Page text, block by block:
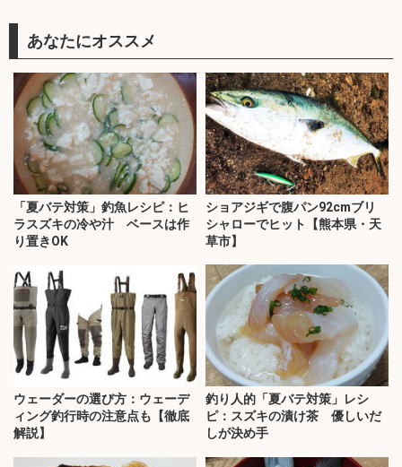
あなたにオススメ
「夏バテ対策」釣魚レシピ：ヒ
ラスズキの冷や汁 ベースは作
り置きOK
ショアジギで腹パン92cmブリ
シャローでヒット【熊本県・天
草市】
ウェーダーの選び方：ウェーデ
ィング釣行時の注意点も【徹底
解説】
釣り人的「夏バテ対策」レシ
ピ：スズキの漬け茶 優しいだ
しが決め手